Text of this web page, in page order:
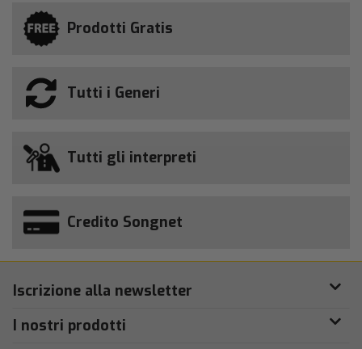
Prodotti Gratis
Tutti i Generi
Tutti gli interpreti
Credito Songnet
Iscrizione alla newsletter
I nostri prodotti